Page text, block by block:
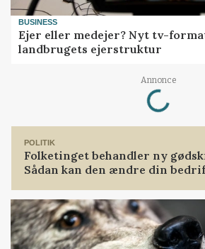
BUSINESS
Ejer eller medejer? Nyt tv-
landbrugets ejerstruktur
Annonce
Loading...
POLITIK
Folketinget behandler ny
Sådan kan den ændre din